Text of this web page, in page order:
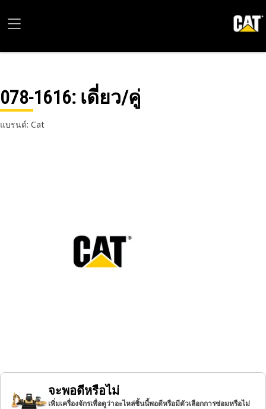
078-1616: เดี่ยว/คู่
แบรนด์: Cat
จะพอดีหรือไม่
เพิ่มเครื่องจักรเพื่อดูว่าอะไหล่ชิ้นนี้พอดีหรือมีตัวเลือกการซ่อมหรือไม่